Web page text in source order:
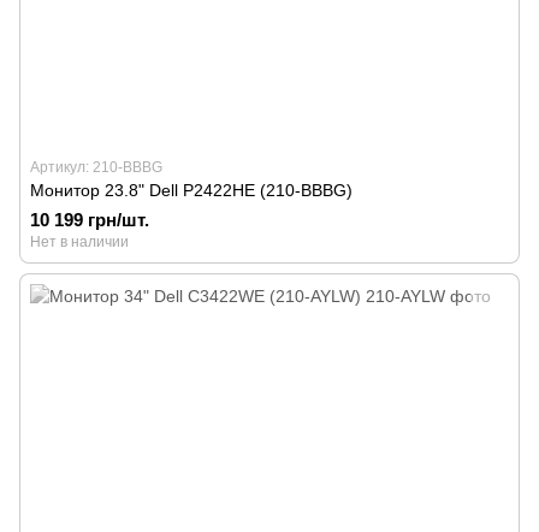
Артикул: 210-BBBG
Монитор 23.8" Dell P2422HE (210-BBBG)
10 199 грн/шт.
Нет в наличии